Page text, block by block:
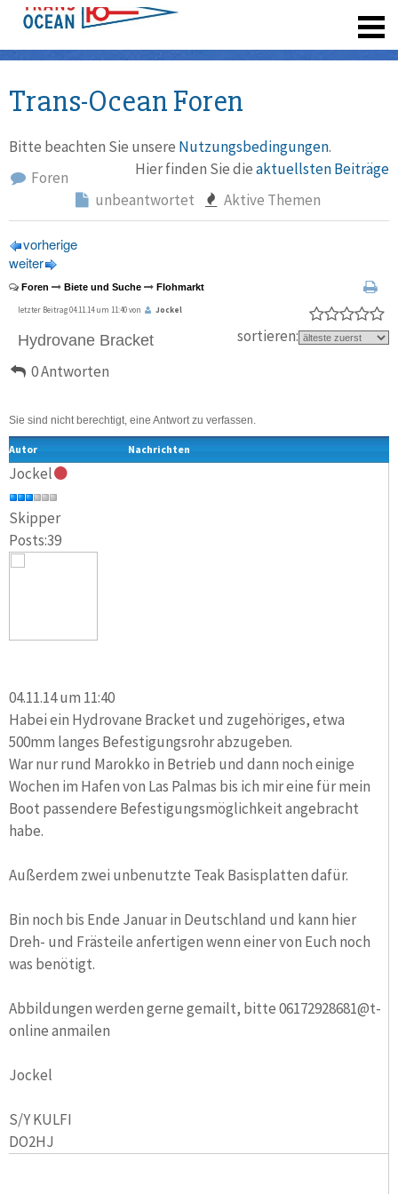
Trans-Ocean Foren
Bitte beachten Sie unsere Nutzungsbedingungen.
Hier finden Sie dieaktuellsten Beiträge
Foren
unbeantwortet
Aktive Themen
vorherige
weiter
Foren Biete und Suche Flohmarkt
letzter Beitrag 04.11.14 um 11:40 von Jockel
Hydrovane Bracket
0 Antworten
sortieren:
Sie sind nicht berechtigt, eine Antwort zu verfassen.
Autor Nachrichten
Jockel
Skipper
Posts:39
04.11.14 um 11:40
Habei ein Hydrovane Bracket und zugehöriges, etwa
500mm langes Befestigungsrohr abzugeben.
War nur rund Marokko in Betrieb und dann noch einige
Wochen im Hafen von Las Palmas bis ich mir eine für mein
Boot passendere Befestigungsmöglichkeit angebracht
habe.
Außerdem zwei unbenutzte Teak Basisplatten dafür.
Bin noch bis Ende Januar in Deutschland und kann hier
Dreh- und Frästeile anfertigen wenn einer von Euch noch
was benötigt.
Abbildungen werden gerne gemailt, bitte 06172928681@t-
online anmailen
Jockel
S/Y KULFI
DO2HJ